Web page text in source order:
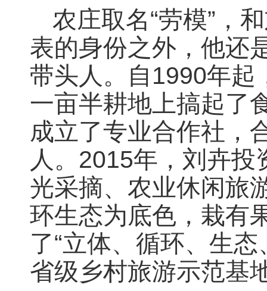
农庄取名“劳模”，
表的身份之外，他还
带头人。自1990年起
一亩半耕地上搞起了
成立了专业合作社，
人。2015年，刘卉
光采摘、农业休闲旅
环生态为底色，栽有
了“立体、循环、生
省级乡村旅游示范基